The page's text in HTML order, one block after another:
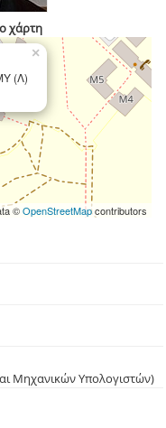
χάρτη
(Λ)
×
©OpenStreetMapcontributors
Μηχανικών Υπολογιστών)